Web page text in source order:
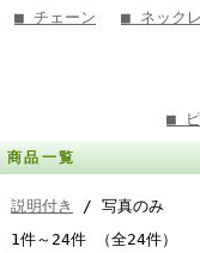
■ チェーン ■ ネック
■ ピ
商品一覧
説明付き
/ 写真のみ
1件～24件 （全24件）